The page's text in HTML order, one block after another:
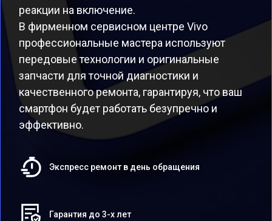
реакции на включение.
В фирменном сервисном центре Vivo
профессиональные мастера используют
передовые технологии и оригинальные
запчасти для точной диагностики и
качественного ремонта, гарантируя, что ваш
смартфон будет работать безупречно и
эффективно.
Экспресс ремонт в день обращения
Гарантия до 3-х лет